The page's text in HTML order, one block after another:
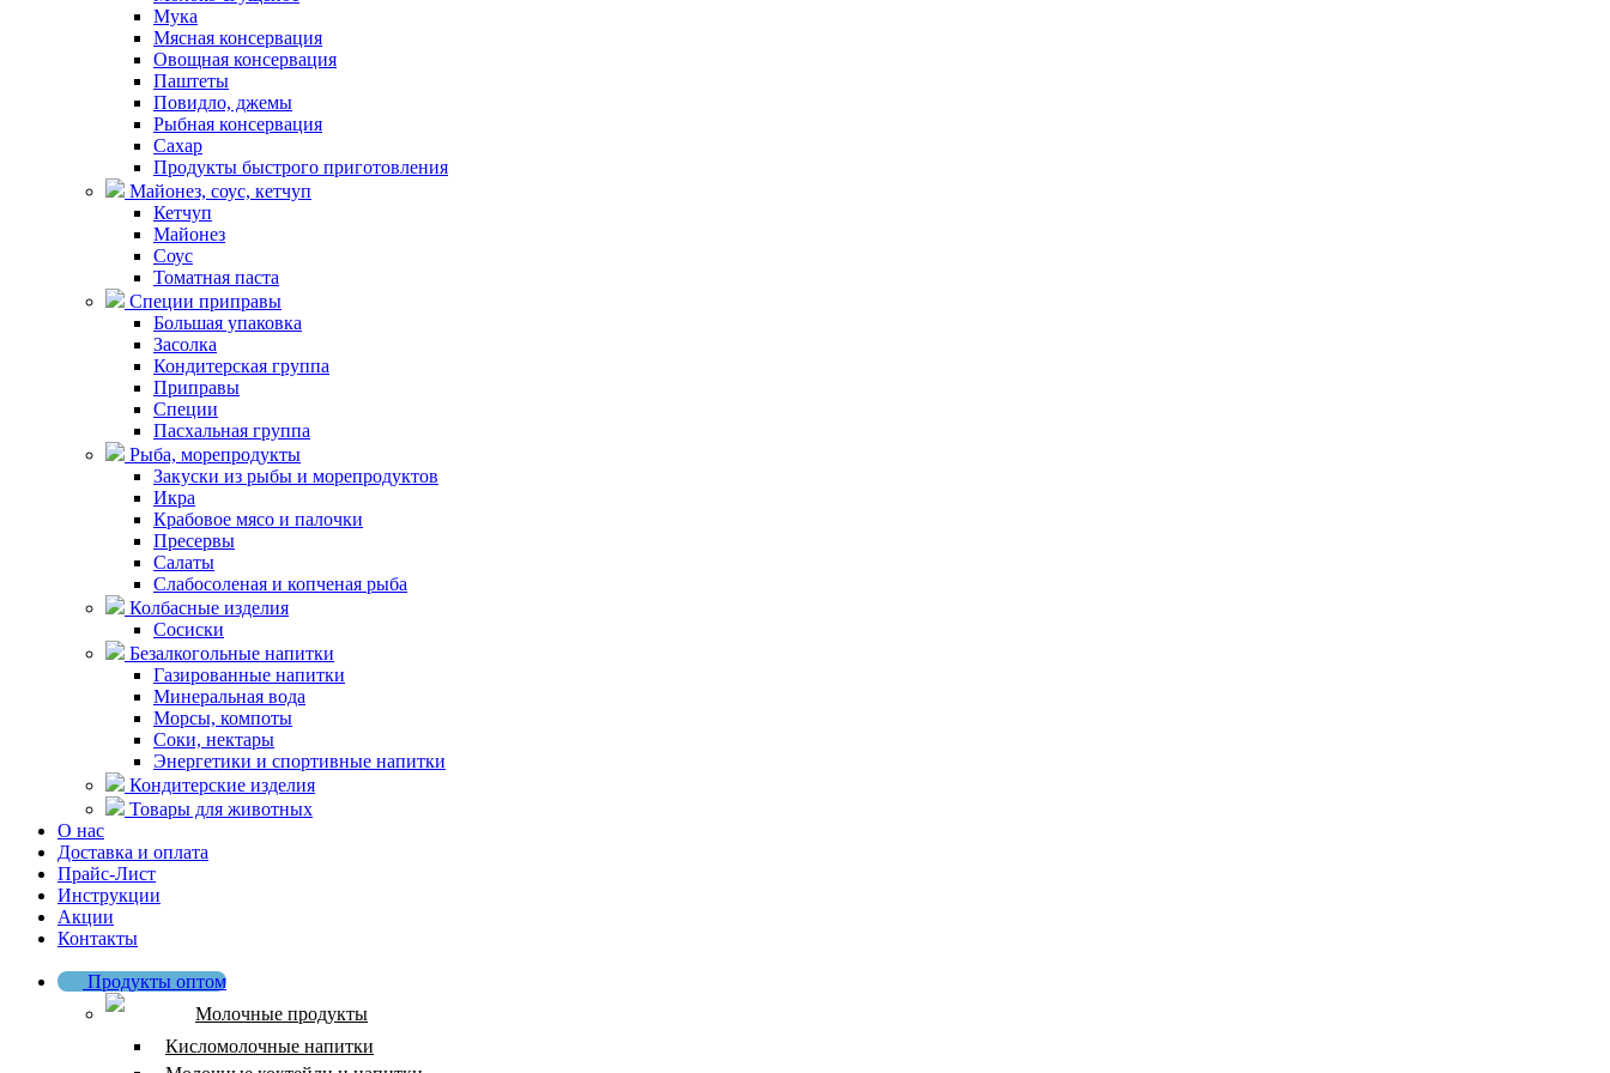
Мука
Мясная консервация
Овощная консервация
Паштеты
Повидло, джемы
Рыбная консервация
Сахар
Продукты быстрого приготовления
Майонез, соус, кетчуп
Кетчуп
Майонез
Соус
Томатная паста
Специи приправы
Большая упаковка
Засолка
Кондитерская группа
Приправы
Специи
Пасхальная группа
Рыба, морепродукты
Закуски из рыбы и морепродуктов
Икра
Крабовое мясо и палочки
Пресервы
Салаты
Слабосоленая и копченая рыба
Колбасные изделия
Сосиски
Безалкогольные напитки
Газированные напитки
Минеральная вода
Морсы, компоты
Соки, нектары
Энергетики и спортивные напитки
Кондитерские изделия
Товары для животных
О нас
Доставка и оплата
Прайс-Лист
Инструкции
Акции
Контакты
Продукты оптом
Молочные продукты
Кисломолочные напитки